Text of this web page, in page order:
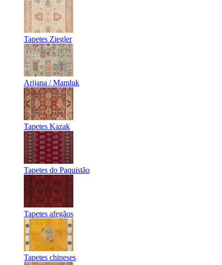
Tapetes Ziegler
Arijana / Mamluk
Tapetes Kazak
Tapetes do Paquistão
Tapetes afegãos
Tapetes chineses